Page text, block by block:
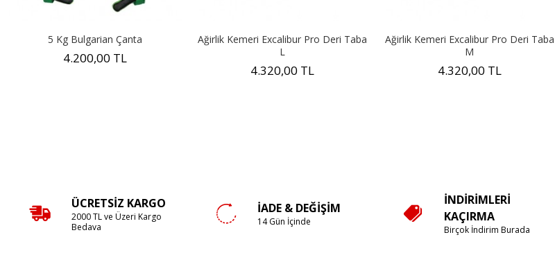
5 Kg Bulgarian Çanta
4.200,00 TL
Ağirlik Kemeri Excalibur Pro Deri Taba
L
4.320,00 TL
Ağirlik Kemeri Excalibur Pro Deri Taba
M
4.320,00 TL
ÜCRETSIZ KARGO
2000 TL ve Üzeri Kargo
Bedava
İADE & DEĞIŞIM
14 Gün İçinde
İNDIRIMLERI
KAÇIRMA
Birçok İndirim Burada